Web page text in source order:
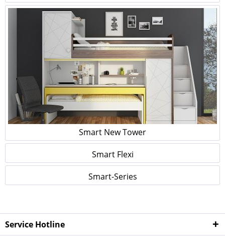
Smart New Tower
Smart Flexi
Smart-Series
Service Hotline